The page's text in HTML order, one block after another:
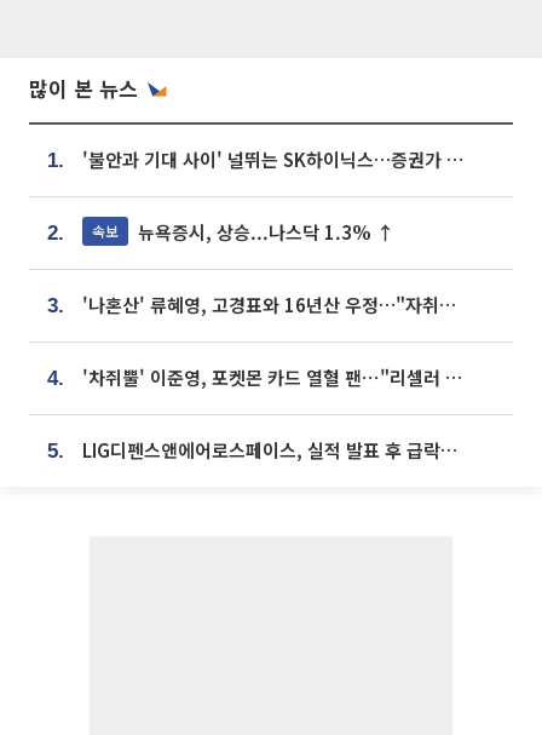
많이 본 뉴스
1. '불안과 기대 사이' 널뛰는 SK하이닉스…증권가 "HBM4·LTA 기반 펀터멘털 견고"
2. 속보 뉴욕증시, 상승...나스닥 1.3% ↑
3. '나혼산' 류혜영, 고경표와 16년산 우정…"자취방서 부모님과 마주쳐"
4. '차쥐뿔' 이준영, 포켓몬 카드 열혈 팬⋯"리셀러 처단할 것"
5. LIG디펜스앤에어로스페이스, 실적 발표 후 급락→반등⋯증권가 “28년까지 튼튼”